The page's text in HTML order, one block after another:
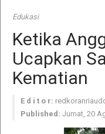
Edukasi
Ketika
Ucapkan
Kematian
E d i t o r:
Published: Jumat, 20